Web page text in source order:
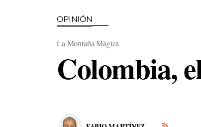
OPINIÓN
La Montaña Mágica
Colombia,